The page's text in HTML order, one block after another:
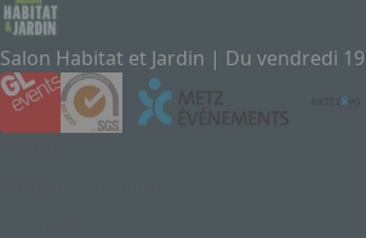
Salon Habitat et Jardin | Du vendredi